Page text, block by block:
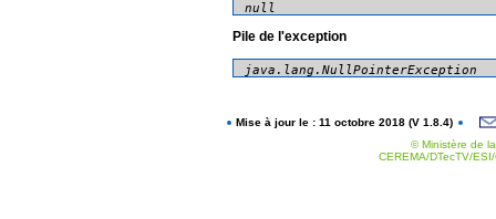
null
Pile de l'exception
Mise à jour le : 11 octobre 2018 (V 1.8.4)
© Ministère de
CEREMA/DTecTV/